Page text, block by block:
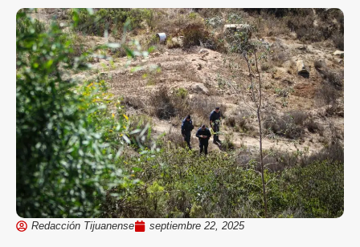
Redacción Tijuanense septiembre 22, 2025